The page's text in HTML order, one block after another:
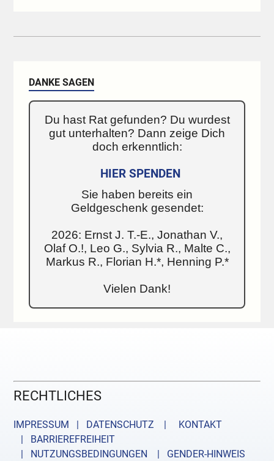
DANKE SAGEN
Du hast Rat gefunden? Du wurdest
gut unterhalten? Dann zeige Dich
doch erkenntlich:
HIER SPENDEN
Sie haben bereits ein
Geldgeschenk gesendet:
2026: Ernst J. T.-E., Jonathan V.,
Olaf O.!, Leo G., Sylvia R., Malte C.,
Markus R., Florian H.*, Henning P.*
Vielen Dank!
RECHTLICHES
IMPRESSUM | DATENSCHUTZ |
KONTAKT
| BARRIEREFREIHEIT
| NUTZUNGSBEDINGUNGEN
| GENDER-HINWEIS